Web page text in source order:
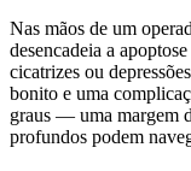
Nas mãos de um
desencadeia a
cicatrizes ou
bonito e uma
graus — uma margem
profundos podem